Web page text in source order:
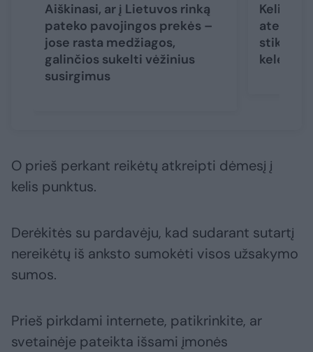
Aiškinasi, ar į Lietuvos rinką
pateko pavojingos prekės –
jose rasta medžiagos,
galinčios sukelti vėžinius
susirgimus
Kelionių
ateitis –
stiklu:
O prieš perkant reikėtų atkreipti dėmesį į
kelis punktus.
Derėkitės su pardavėju, kad sudarant sutartį
nereikėtų iš anksto sumokėti visos užsakymo
sumos.
Prieš pirkdami internete, patikrinkite, ar
svetainėje pateikta išsami įmonės